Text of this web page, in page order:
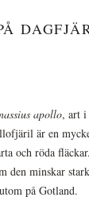
apollo, art i
är en
och röda
den minskar
på Gotland.